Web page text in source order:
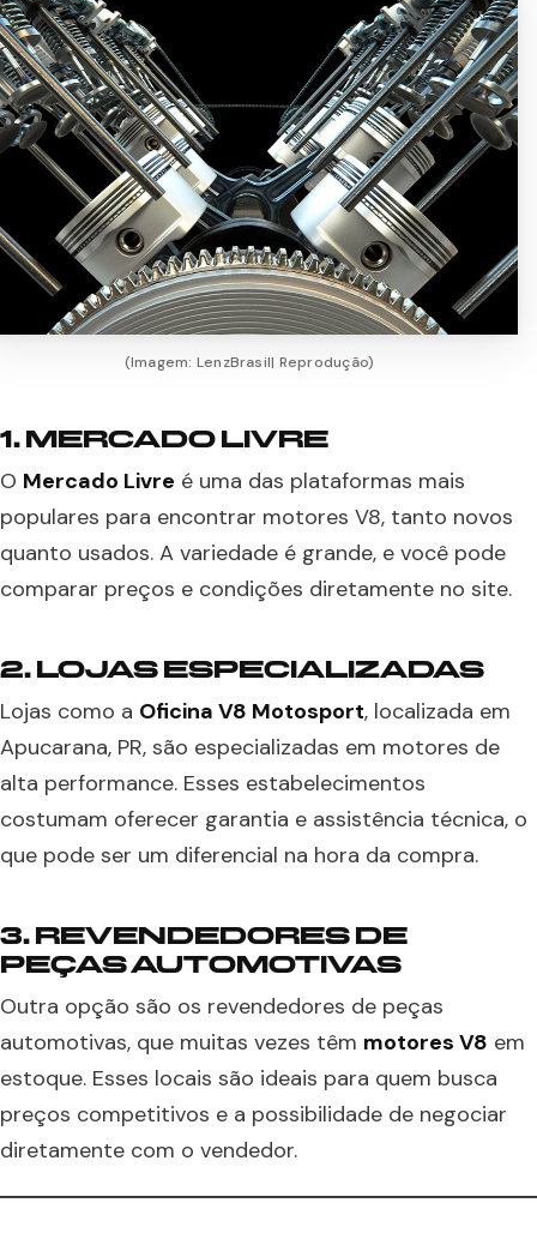
(Imagem: LenzBrasil| Reprodução)
1. MERCADO LIVRE
O Mercado Livre é uma das plataformas mais
populares para encontrar motores V8, tanto novos
quanto usados. A variedade é grande, e você pode
comparar preços e condições diretamente no site.
2. LOJAS ESPECIALIZADAS
Lojas como a Oficina V8 Motosport, localizada em
Apucarana, PR, são especializadas em motores de
alta performance. Esses estabelecimentos
costumam oferecer garantia e assistência técnica, o
que pode ser um diferencial na hora da compra.
3. REVENDEDORES DE
PEÇAS AUTOMOTIVAS
Outra opção são os revendedores de peças
automotivas, que muitas vezes têm motores V8 em
estoque. Esses locais são ideais para quem busca
preços competitivos e a possibilidade de negociar
diretamente com o vendedor.